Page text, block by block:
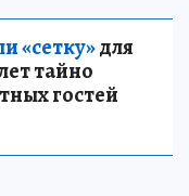
«сетку»для
тайно
гостей